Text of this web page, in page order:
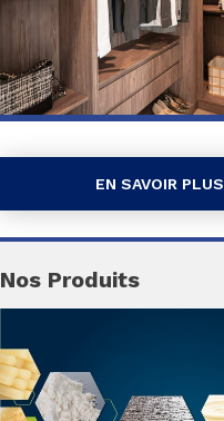
EN SAVOIR PLUS
Nos Produits